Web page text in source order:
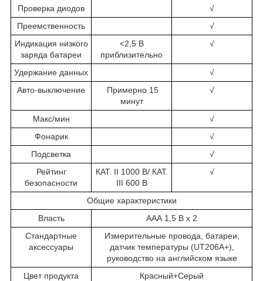
Проверка диодов
√
Преемственность
√
Индикация низкого
заряда батареи
<2,5 В
приблизительно
√
Удержание данных
√
Авто-выключение
Примерно 15
минут
√
Макс/мин
√
Фонарик
√
Подсветка
√
Рейтинг
безопасности
КАТ. II 1000 В/ КАТ.
III 600 В
√
Общие характеристики
Власть
ААА 1,5 В х 2
Стандартные
аксессуары
Измерительные провода, батареи,
датчик температуры (UT206A+),
руководство на английском языке
Цвет продукта
Красный+Серый